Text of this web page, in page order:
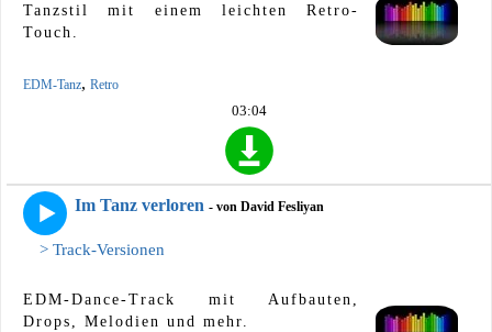
Tanzstil mit einem leichten Retro-
Touch.
EDM-Tanz, Retro
03:04
Im Tanz verloren - von David Fesliyan
> Track-Versionen
EDM-Dance-Track mit Aufbauten,
Drops, Melodien und mehr.